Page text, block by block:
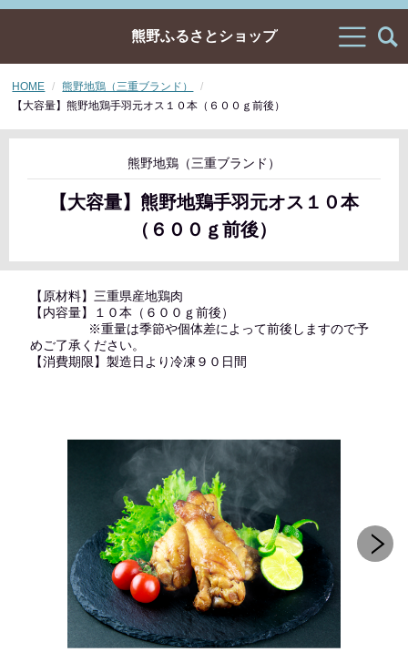
熊野ふるさとショップ
HOME
熊野地鶏（三重ブランド）
【大容量】熊野地鶏手羽元オス１０本（６００ｇ前後）
熊野地鶏（三重ブランド）
【大容量】熊野地鶏手羽元オス１０本
（６００ｇ前後）
【原材料】三重県産地鶏肉
【内容量】１０本（６００ｇ前後）
※重量は季節や個体差によって前後しますので予
めご了承ください。
【消費期限】製造日より冷凍９０日間